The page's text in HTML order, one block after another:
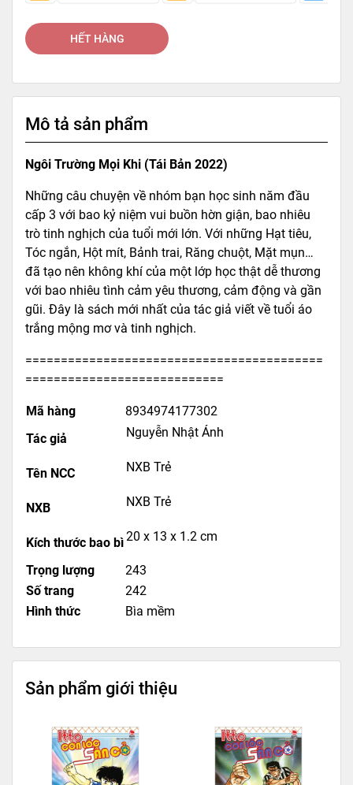
HẾT HÀNG
Mô tả sản phẩm
Ngôi Trường Mọi Khi (Tái Bản 2022)
Những câu chuyện về nhóm bạn học sinh năm đầu
cấp 3 với bao kỷ niệm vui buồn hờn giận, bao nhiêu
trò tinh nghịch của tuổi mới lớn. Với những Hạt tiêu,
Tóc ngắn, Hột mít, Bảnh trai, Răng chuột, Mặt mụn…
đã tạo nên không khí của một lớp học thật dễ thương
với bao nhiêu tình cảm yêu thương, cảm động và gần
gũi. Đây là sách mới nhất của tác giả viết về tuổi áo
trắng mộng mơ và tinh nghịch.
==========================================
============================
Mã hàng
8934974177302
Tác giả
Nguyễn Nhật Ánh
Tên NCC NXB Trẻ
NXB NXB Trẻ
Kích thước bao bì20 x 13 x 1.2 cm
Trọng lượng
243
Số trang
242
Hình thức
Bìa mềm
Sản phẩm giới thiệu